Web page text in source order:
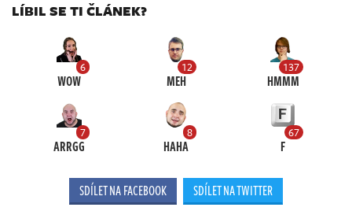
LÍBIL SE TI ČLÁNEK?
6
WOW
12
MEH
137
HMMM
7
ARRGG
8
HAHA
67
F
SDÍLET NA FACEBOOK SDÍLET NA TWITTER